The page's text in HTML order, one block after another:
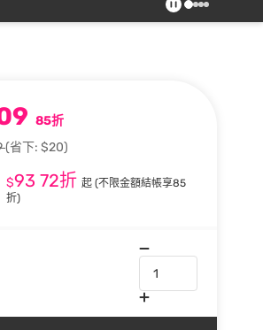
85折
(省下: $20)
$93 72折起(不限金額結帳享85
折)